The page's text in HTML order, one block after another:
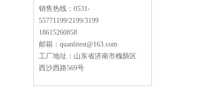
销售热线：0531-
55771199/2199/3199
18615260858
邮箱：quanlitest@163.com
工厂地址：山东省济南市槐荫区
西沙西路569号